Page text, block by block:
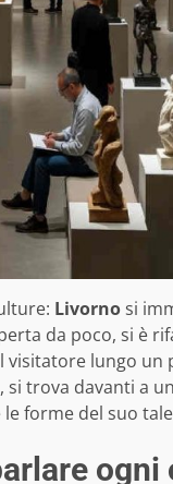
Livornosi
da poco, si è
lungo un
si trova davanti a
forme del suo
ogni